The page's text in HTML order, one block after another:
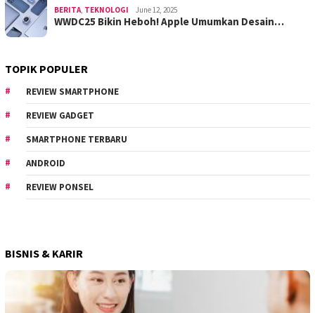
BERITA, TEKNOLOGI June 12, 2025
WWDC25 Bikin Heboh! Apple Umumkan Desain…
TOPIK POPULER
REVIEW SMARTPHONE
REVIEW GADGET
SMARTPHONE TERBARU
ANDROID
REVIEW PONSEL
BISNIS & KARIR